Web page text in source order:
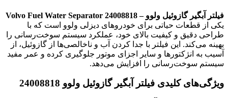
فیلتر آبگیر گازوئیل ولوو – Volvo Fuel Water Separator 24008818
یکی از قطعات حیاتی برای خودروهای دیزلی ولوو است که با
طراحی دقیق و کیفیت بالای خود، عملکرد سیستم سوخت‌رسانی را
بهینه می‌کند. این فیلتر با جدا کردن آب و ناخالصی‌ها از گازوئیل، از
آسیب به انژکتورها و سایر اجزای موتور جلوگیری کرده و عمر مفید
سیستم سوخت‌رسانی را افزایش می‌دهد.
ویژگی‌های کلیدی فیلتر آبگیر گازوئیل ولوو 24008818